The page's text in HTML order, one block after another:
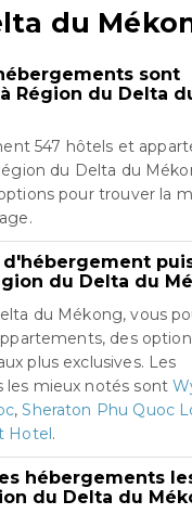
du
sont
Région du Delta
547 hôtels et
du Delta du
pour trouver la
d'hébergement
du Delta du
du Mékong, vous
des
plus exclusives. Les
les mieux notés sont
,Sheraton Phu Quoc
Hotel.
hébergements
du Delta du